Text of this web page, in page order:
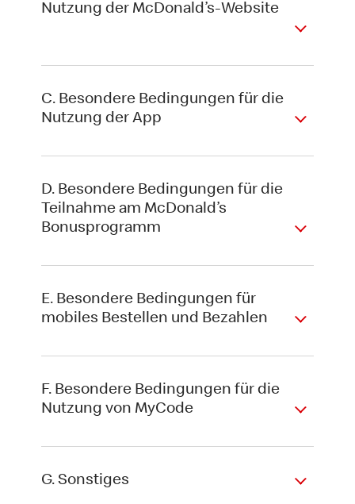
Nutzung der McDonald’s-Website
C. Besondere Bedingungen für die
Nutzung der App
D. Besondere Bedingungen für die
Teilnahme am McDonald’s
Bonusprogramm
E. Besondere Bedingungen für
mobiles Bestellen und Bezahlen
F. Besondere Bedingungen für die
Nutzung von MyCode
G. Sonstiges